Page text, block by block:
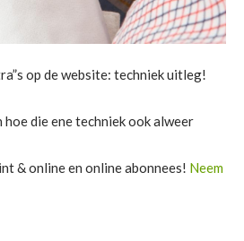
op de website: techniek uitleg!
die ene techniek ook alweer
& online en online abonnees! Neem